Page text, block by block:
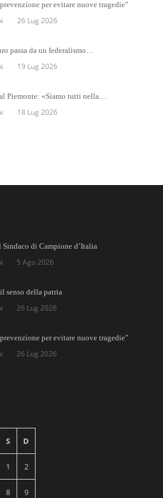
per evitare nuove tragedie”
26 Lug 2026
passa da un federalismo…
19 Lug 2026
Piemonte: «Siamo tutti nella…
18 Lug 2026
di Campione d’Italia
5 Ago 2026
senso della patria
26 Lug 2026
per evitare nuove tragedie”
26 Lug 2026
S D
1 2
8 9